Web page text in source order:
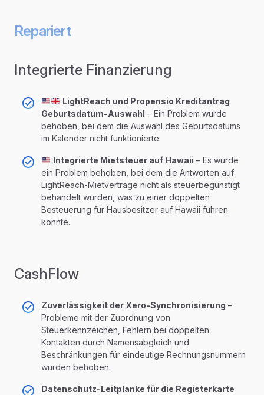
Repariert
Integrierte Finanzierung
LightReach und Propensio Kreditantrag
Geburtsdatum-Auswahl – Ein Problem wurde
behoben, bei dem die Auswahl des Geburtsdatums
im Kalender nicht funktionierte.
Integrierte Mietsteuer auf Hawaii – Es wurde
ein Problem behoben, bei dem die Antworten auf
LightReach-Mietverträge nicht als steuerbegünstigt
behandelt wurden, was zu einer doppelten
Besteuerung für Hausbesitzer auf Hawaii führen
konnte.
CashFlow
Zuverlässigkeit der Xero-Synchronisierung –
Probleme mit der Zuordnung von
Steuerkennzeichen, Fehlern bei doppelten
Kontakten durch Namensabgleich und
Beschränkungen für eindeutige Rechnungsnummern
wurden behoben.
Datenschutz-Leitplanke für die Registerkarte